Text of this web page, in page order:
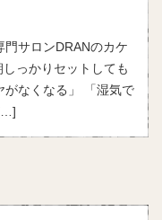
門サロンDRANのカケ
っかりセットしても
がなくなる」 「湿気で